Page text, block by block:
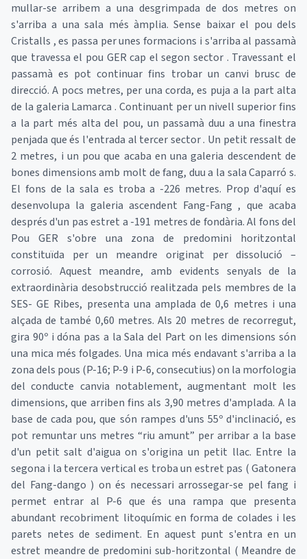
mullar-se arribem a una desgrimpada de dos metres on
s'arriba a una sala més àmplia. Sense baixar el pou dels
Cristalls , es passa per unes formacions i s'arriba al passamà
que travessa el pou GER cap el segon sector . Travessant el
passamà es pot continuar fins trobar un canvi brusc de
direcció. A pocs metres, per una corda, es puja a la part alta
de la galeria Lamarca . Continuant per un nivell superior fins
a la part més alta del pou, un passamà duu a una finestra
penjada que és l'entrada al tercer sector . Un petit ressalt de
2 metres, i un pou que acaba en una galeria descendent de
bones dimensions amb molt de fang, duu a la sala Caparró s.
El fons de la sala es troba a -226 metres. Prop d'aquí es
desenvolupa la galeria ascendent Fang-Fang , que acaba
després d'un pas estret a -191 metres de fondària. Al fons del
Pou GER s'obre una zona de predomini horitzontal
constituïda per un meandre originat per dissolució –
corrosió. Aquest meandre, amb evidents senyals de la
extraordinària desobstrucció realitzada pels membres de la
SES- GE Ribes, presenta una amplada de 0,6 metres i una
alçada de també 0,60 metres. Als 20 metres de recorregut,
gira 90º i dóna pas a la Sala del Part on les dimensions són
una mica més folgades. Una mica més endavant s'arriba a la
zona dels pous (P-16; P-9 i P-6, consecutius) on la morfologia
del conducte canvia notablement, augmentant molt les
dimensions, que arriben fins als 3,90 metres d'amplada. A la
base de cada pou, que són rampes d'uns 55º d'inclinació, es
pot remuntar uns metres “riu amunt” per arribar a la base
d'un petit salt d'aigua on s'origina un petit llac. Entre la
segona i la tercera vertical es troba un estret pas ( Gatonera
del Fang-dango ) on és necessari arrossegar-se pel fang i
permet entrar al P-6 que és una rampa que presenta
abundant recobriment litoquímic en forma de colades i les
parets netes de sediment. En aquest punt s'entra en un
estret meandre de predomini sub-horitzontal ( Meandre de